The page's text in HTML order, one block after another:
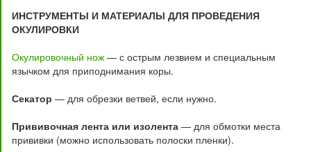
ИНСТРУМЕНТЫ И МАТЕРИАЛЫ ДЛЯ ПРОВЕДЕНИЯ
ОКУЛИРОВКИ
Окулировочный нож — с острым лезвием и специальным
язычком для приподнимания коры.
Секатор — для обрезки ветвей, если нужно.
Прививочная лента или изолента — для обмотки места
прививки (можно использовать полоски пленки).